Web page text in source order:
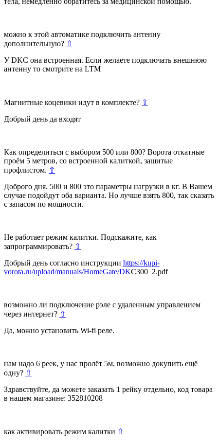
можно к этой автоматике подключить антенну
дополнительную? ⇧
У DKC она встроенная. Если желаете подключать внешнюю
антенну то смотрите на LTM
Магнитные коцевики идут в комплекте? ⇧
Добрый день да входят
Как определиться с выбором 500 или 800? Ворота откатные
проём 5 метров, со встроенной калиткой, зашитые
профлистом. ⇧
Доброго дня. 500 и 800 это параметры нагрузки в кг. В Вашем
случае подойдут оба варианта. Но лучше взять 800, так сказать
с запасом по мощности.
Не работает режим калитки. Подскажите, как
запрограммировать? ⇧
Добрый день согласно инструкции https://kupi-
vorota.ru/upload/manuals/HomeGate/DKС300_2.pdf
возможно ли подключение рэле с удаленным управлением
через интернет? ⇧
Да, можно установить Wi-fi реле.
нам надо 6 реек, у нас пролёт 5м, возможно докупить ещё
одну? ⇧
Здравствуйте, да можете заказать 1 рейку отдельно, код товара
в нашем магазине: 352810208
как активировать режим калитки ⇧